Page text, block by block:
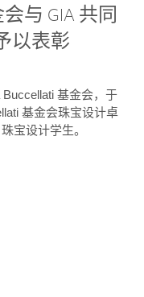
会与 GIA 共同
以表彰
基金会，于
基金会珠宝设计卓
宝设计学生。